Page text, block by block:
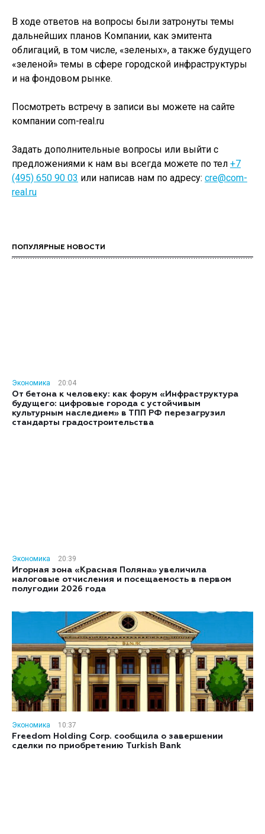
В ходе ответов на вопросы были затронуты темы
дальнейших планов Компании, как эмитента
облигаций, в том числе, «зеленых», а также будущего
«зеленой» темы в сфере городской инфраструктуры
и на фондовом рынке.
Посмотреть встречу в записи вы можете на сайте
компании com-real.ru
Задать дополнительные вопросы или выйти с
предложениями к нам вы всегда можете по тел +7
(495) 650 90 03 или написав нам по адресу: cre@com-
real.ru
ПОПУЛЯРНЫЕ НОВОСТИ
Экономика
20:04
От бетона к человеку: как форум «Инфраструктура
будущего: цифровые города с устойчивым
культурным наследием» в ТПП РФ перезагрузил
стандарты градостроительства
Экономика
20:39
Игорная зона «Красная Поляна» увеличила
налоговые отчисления и посещаемость в первом
полугодии 2026 года
Экономика
10:37
Freedom Holding Corp. сообщила о завершении
сделки по приобретению Turkish Bank